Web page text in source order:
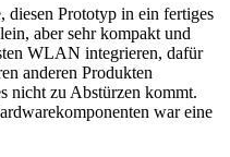
diesen Prototyp in ein fertiges
aber sehr kompakt und
WLAN integrieren, dafür
anderen Produkten
nicht zu Abstürzen kommt.
war eine